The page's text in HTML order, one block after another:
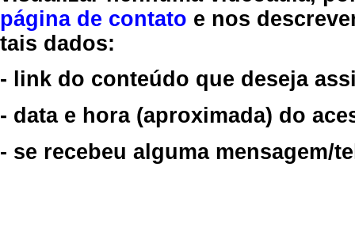
página de contato e nos
tais dados:
- link do conteúdo que deseja
- data e hora (aproximada) do
- se recebeu alguma mensagem/